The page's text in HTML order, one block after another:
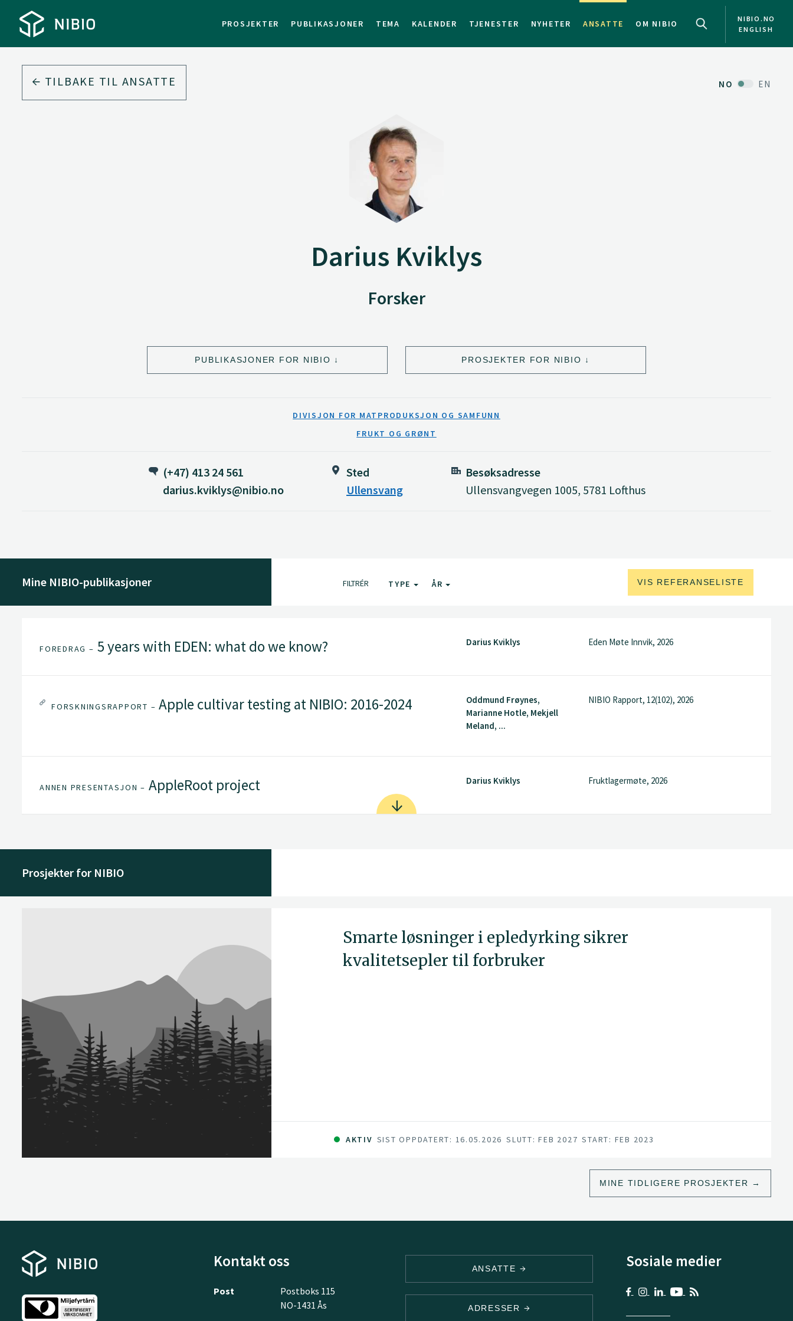
PROSJEKTER PUBLIKASJONER TEMA KALENDER TJENESTER NYHETER ANSATTE OM NIBIO
NIBIO.NO
ENGLISH
TILBAKE TIL ANSATTE NO EN
Darius Kviklys
Forsker
PUBLIKASJONER FOR NIBIO PROSJEKTER FOR NIBIO
DIVISJON FOR MATPRODUKSJON OG SAMFUNN
FRUKT OG GRØNT
(+47) 413 24 561
darius.kviklys@nibio.no
Sted
Ullensvang
Besøksadresse
Ullensvangvegen 1005, 5781 Lofthus
Mine NIBIO-publikasjoner FILTRÉR TYPE ÅR VIS REFERANSELISTE
FOREDRAG – 5 years with EDEN: what do we know? Darius Kviklys Eden Møte Innvik, 2026
FORSKNINGSRAPPORT – Apple cultivar testing at NIBIO: 2016-2024
Oddmund Frøynes,
Marianne Hotle, Mekjell
Meland, ...
NIBIO Rapport, 12(102), 2026
ANNEN PRESENTASJON – AppleRoot project Darius Kviklys Fruktlagermøte, 2026
Prosjekter for NIBIO
Smarte løsninger i epledyrking sikrer
kvalitetsepler til forbruker
AKTIV SIST OPPDATERT: 16.05.2026 SLUTT: FEB 2027 START: FEB 2023
MINE TIDLIGERE PROSJEKTER
Kontakt oss
Post
Postboks 115
NO-1431 Ås
ANSATTE
ADRESSER
Sosiale medier